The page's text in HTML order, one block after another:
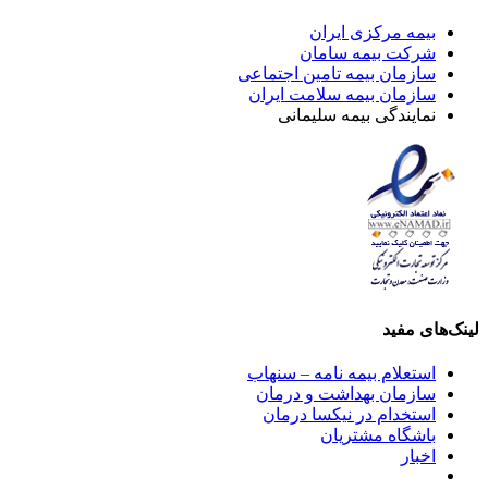
بیمه مرکزی ایران
شرکت بیمه سامان
سازمان بیمه تامین اجتماعی
سازمان بیمه سلامت ایران
نمایندگی بیمه سلیمانی
لینک‌های مفید
استعلام بیمه نامه – سنهاب
سازمان بهداشت و درمان
استخدام در نیکسا درمان
باشگاه مشتریان
اخبار